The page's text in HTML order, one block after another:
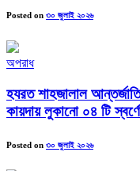
Posted on ৩০ জুলাই ২০২৬
অপরাধ
হযরত শাহজালাল
কায়দায় লুকানো ০৪ টি
Posted on ৩০ জুলাই ২০২৬